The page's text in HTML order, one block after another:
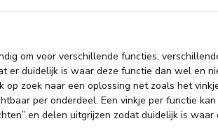
om voor verschillende functies,
er duidelijk is waar deze functie dan wel en
zoek naar een oplossing net zoals het
per onderdeel. Een vinkje per functie kan
en delen uitgrijzen zodat duidelijk is waar